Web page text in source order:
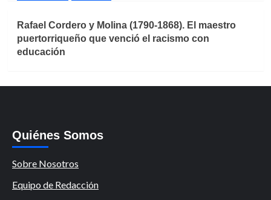
Rafael Cordero y Molina (1790-1868). El maestro
puertorriqueño que venció el racismo con
educación
Quiénes Somos
Sobre Nosotros
Equipo de Redacción